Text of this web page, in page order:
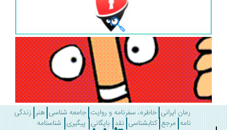
رمان ایرانی خاطره، سفرنامه و روایت جامعه شناسی هنر زندگی
مرجع کتابشناسی نقد بایگانی پیگیری شناسنامه